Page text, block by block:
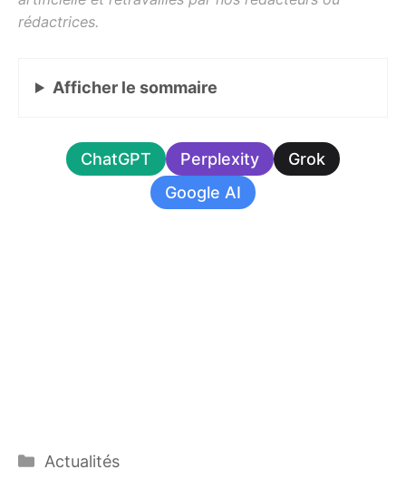
Afficher le sommaire
ChatGPT Perplexity
Grok
Google AI
Catégories
Actualités